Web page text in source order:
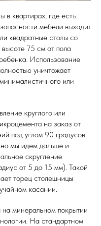
в квартирах, где есть
мебели выходит
квадратные столы со
75 см от пола
Использование
уничтожает
или
круглого или
на заказ от
под углом 90 градусов
мы идем дальше и
скругление
от 5 до 15 мм). Такой
торец столешницы
касании.
минеральном покрытии
На стандартном